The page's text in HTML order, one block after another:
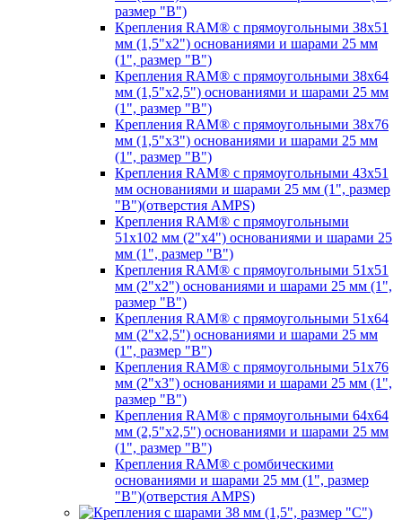
размер "B")
Крепления RAM® с прямоугольными 38х51
мм (1,5"х2") основаниями и шарами 25 мм
(1", размер "B")
Крепления RAM® с прямоугольными 38х64
мм (1,5"х2,5") основаниями и шарами 25 мм
(1", размер "B")
Крепления RAM® с прямоугольными 38х76
мм (1,5"х3") основаниями и шарами 25 мм
(1", размер "B")
Крепления RAM® с прямоугольными 43x51
мм основаниями и шарами 25 мм (1", размер
"B")(отверстия AMPS)
Крепления RAM® с прямоугольными
51х102 мм (2"х4") основаниями и шарами 25
мм (1", размер "B")
Крепления RAM® с прямоугольными 51х51
мм (2"х2") основаниями и шарами 25 мм (1",
размер "B")
Крепления RAM® с прямоугольными 51х64
мм (2"х2,5") основаниями и шарами 25 мм
(1", размер "B")
Крепления RAM® с прямоугольными 51х76
мм (2"х3") основаниями и шарами 25 мм (1",
размер "B")
Крепления RAM® с прямоугольными 64х64
мм (2,5"х2,5") основаниями и шарами 25 мм
(1", размер "B")
Крепления RAM® с ромбическими
основаниями и шарами 25 мм (1", размер
"B")(отверстия AMPS)